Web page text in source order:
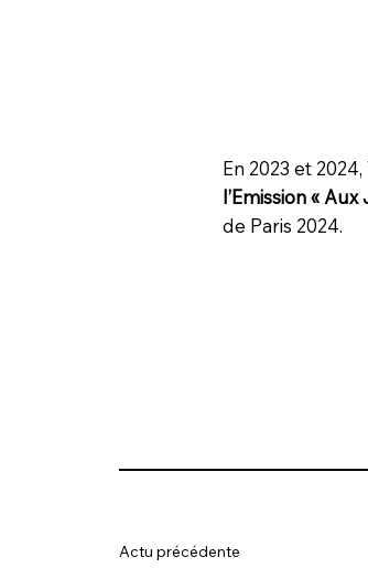
En 2023 et
l’Emission «
de Paris 2024.
Actu précédente